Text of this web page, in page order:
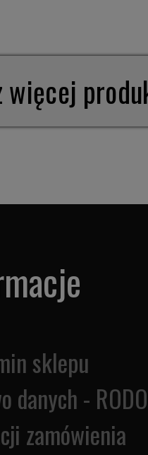
więcej
sklepu
danych - RODO
zamówienia